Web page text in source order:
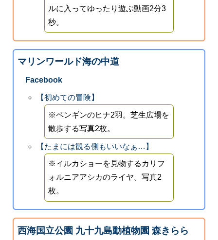
ルに入ってゆったり遊ぶ動画2分3
秒。
マリンワールド海の中道
Facebook
【初めての冒険】
※ペンギンのヒナ2羽。芝生広場を
散歩する写真2枚。
【たまには観る側もいいなぁ…】
※イルカショーを見物するカリフ
ォルニアアシカのライヤ。写真2
枚。
西海国立公園 九十九島動植物園 森きらら